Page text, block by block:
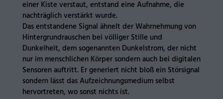
einer Kiste verstaut, entstand eine Aufnahme, die
nachträglich verstärkt wurde.
Das entstandene Signal ähnelt der Wahrnehmung von
Hintergrundrauschen bei völliger Stille und
Dunkelheit, dem sogenannten Dunkelstrom, der nicht
nur im menschlichen Körper sondern auch bei digitalen
Sensoren auftritt. Er generiert nicht bloß ein Störsignal
sondern lässt das Aufzeichnungsmedium selbst
hervortreten, wo sonst nichts ist.